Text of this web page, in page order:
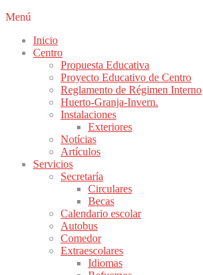
Menú
Inicio
Centro
Propuesta Educativa
Proyecto Educativo de Centro
Reglamento de Régimen Interno
Huerto-Granja-Invern.
Instalaciones
Exteriores
Notícias
Artículos
Servicios
Secretaría
Circulares
Becas
Calendario escolar
Autobus
Comedor
Extraescolares
Idiomas